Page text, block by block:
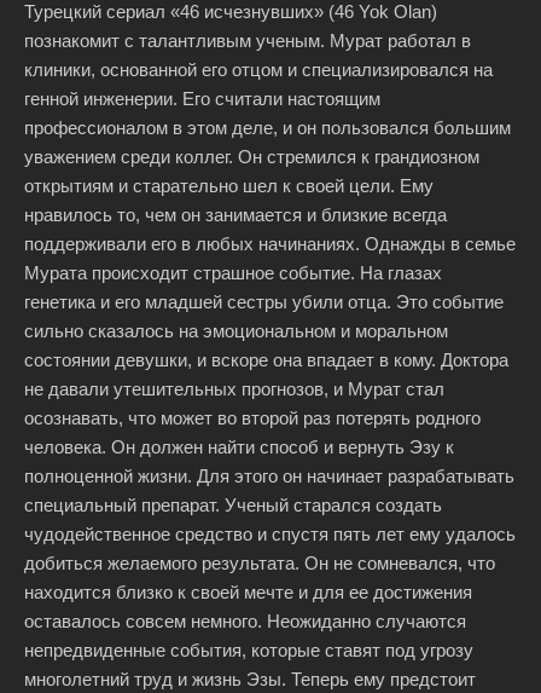
Турецкий сериал «46 исчезнувших» (46 Yok Olan)
познакомит с талантливым ученым. Мурат работал в
клиники, основанной его отцом и специализировался на
генной инженерии. Его считали настоящим
профессионалом в этом деле, и он пользовался большим
уважением среди коллег. Он стремился к грандиозном
открытиям и старательно шел к своей цели. Ему
нравилось то, чем он занимается и близкие всегда
поддерживали его в любых начинаниях. Однажды в семье
Мурата происходит страшное событие. На глазах
генетика и его младшей сестры убили отца. Это событие
сильно сказалось на эмоциональном и моральном
состоянии девушки, и вскоре она впадает в кому. Доктора
не давали утешительных прогнозов, и Мурат стал
осознавать, что может во второй раз потерять родного
человека. Он должен найти способ и вернуть Эзу к
полноценной жизни. Для этого он начинает разрабатывать
специальный препарат. Ученый старался создать
чудодейственное средство и спустя пять лет ему удалось
добиться желаемого результата. Он не сомневался, что
находится близко к своей мечте и для ее достижения
оставалось совсем немного. Неожиданно случаются
непредвиденные события, которые ставят под угрозу
многолетний труд и жизнь Эзы. Теперь ему предстоит